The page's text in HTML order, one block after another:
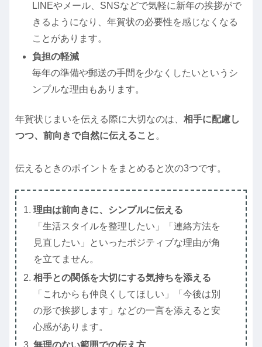
LINEやメール、SNSなどで気軽に新年の挨拶がで
きるようになり、年賀状の必要性を感じなくなる
ことがあります。
負担の軽減
毎年の準備や郵送の手間を少なくしたいというシ
ンプルな理由もあります。
年賀状じまいを伝える際に大切なのは、 相手に配慮し
つつ、前向きで自然に伝えること 。
伝えるときのポイントをまとめると次の3つです。
理由は前向きに、シンプルに伝える
「生活スタイルを整理したい」「連絡方法を
見直したい」といったポジティブな理由が角
を立てません。
相手との関係を大切にする気持ちを添える
「これからも仲良くしてほしい」「今後は別
の形で挨拶します」などの一言を添えると安
心感があります。
無理のない範囲での伝え方